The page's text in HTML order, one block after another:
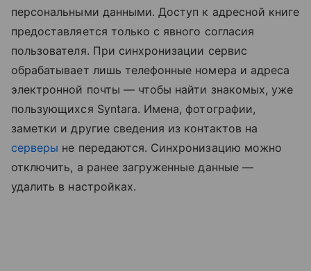
персональными данными. Доступ к адресной книге
предоставляется только с явного согласия
пользователя. При синхронизации сервис
обрабатывает лишь телефонные номера и адреса
электронной почты — чтобы найти знакомых, уже
пользующихся Syntara. Имена, фотографии,
заметки и другие сведения из контактов на
серверы не передаются. Синхронизацию можно
отключить, а ранее загруженные данные —
удалить в настройках.